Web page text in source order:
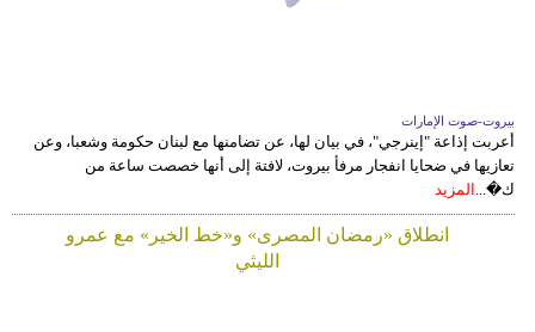
بيروت-صوت الإمارات
أعربت إذاعة "إينرجي"، في بيان لها، عن تضامنها مع لبنان حكومة وشعبا، وعن
تعازيها في ضحايا انفجار مرفأ بيروت، لافتة إلى أنها خصصت ساعة من
ك�... المزيد
انطلاق «رمضان المصرى» و«خط الخير» مع عمرو
الليثي